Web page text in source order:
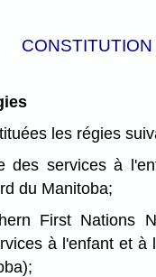
les régies
des services à
du Manitoba;
First Nations
à l'enfant et à